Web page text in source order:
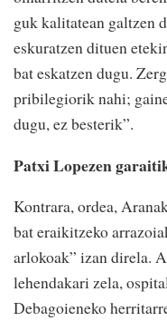
guk kalitatean galtzen
eskuratzen dituen
bat eskatzen dugu.
pribilegiorik nahi;
dugu, ez besterik”.
Patxi Lopezen
Kontrara, ordea,
bat eraikitzeko
arlokoak” izan direla.
lehendakari zela,
Debagoieneko